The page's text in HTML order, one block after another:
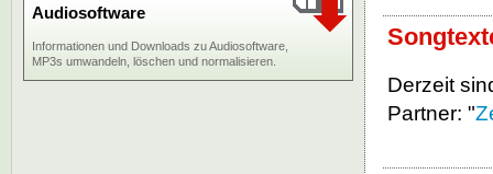
Derzeit
Partner: "
Audiosoftware
Informationen und Downloads zu Audiosoftware,
MP3s umwandeln, löschen und normalisieren.